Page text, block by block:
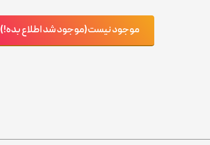
موجود نیست(موجود شد اطلاع بده!)